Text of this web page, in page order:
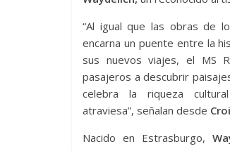
“Al igual que las obras de
encarna un puente entre la
sus nuevos viajes, el MS
pasajeros a descubrir
celebra la riqueza
atraviesa”, señalan desde
Nacido en Estrasburgo,